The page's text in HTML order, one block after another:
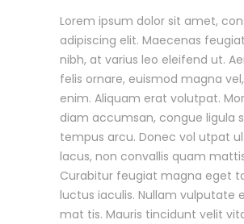
Lorem ipsum dolor sit amet,
adipiscing elit. Maecenas
nibh, at varius leo eleifend ut.
felis ornare, euismod magna
enim. Aliquam erat volutpat.
diam accumsan, congue ligula
tempus arcu. Donec vol utpat
lacus, non convallis quam
Curabitur feugiat magna eget
luctus iaculis. Nullam vulputate
mat tis. Mauris tincidunt velit